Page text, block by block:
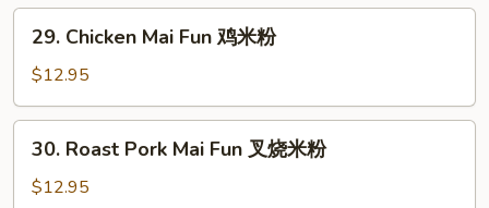
虾
Chicken
Mai
Fun
鸡
29. Chicken Mai Fun 鸡米粉
$12.95
Roast
Pork
30. Roast Pork Mai Fun 叉烧米粉
$12.95